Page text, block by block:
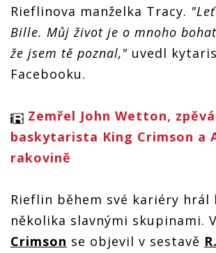
Rieflinova manželka Tracy.
Bille. Můj život je o mnoho
že jsem tě poznal," uvedl
Facebooku.
Zemřel John Wetton,
baskytarista King Crimson a
rakovině
Rieflin během své kariéry hrál
několika slavnými skupinami.
Crimson se objevil v sestavě